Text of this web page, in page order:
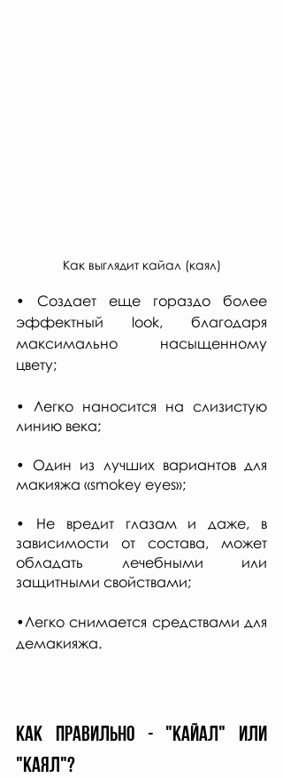
Как выглядит кайал (каял)
• Создает еще гораздо более
эффектный look, благодаря
максимально насыщенному
цвету;
• Легко наносится на слизистую
линию века;
• Один из лучших вариантов для
макияжа «smokey eyes»;
• Не вредит глазам и даже, в
зависимости от состава, может
обладать лечебными или
защитными свойствами;
•Легко снимается средствами для
демакияжа.
Как правильно - "КАЙАЛ" или
"Каял"?